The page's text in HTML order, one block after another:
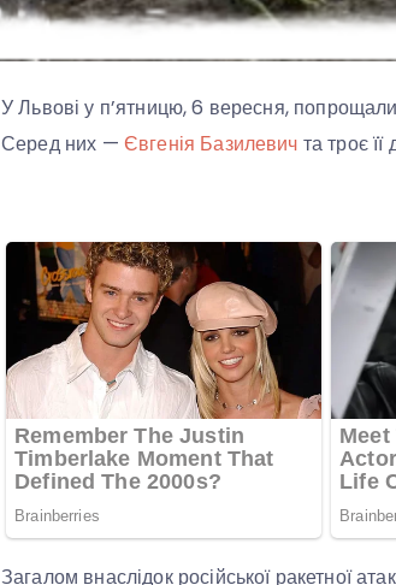
У Львові у п’ятницю, 6 вересня,
Серед них — Євгенія Базилевич та троє
Загалом внаслідок російської ракетної